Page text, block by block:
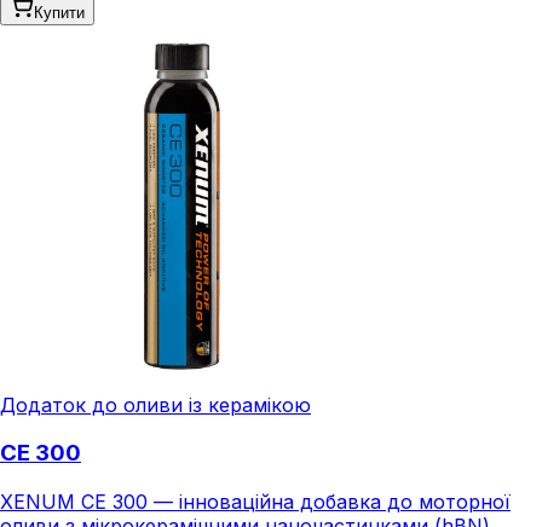
Купити
Додаток до оливи із керамікою
CE 300
XENUM CE 300 — інноваційна добавка до моторної